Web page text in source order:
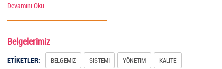
Devamını Oku
Belgelerimiz
ETİKETLER: BELGEMIZ SISTEMI YÖNETIM KALITE